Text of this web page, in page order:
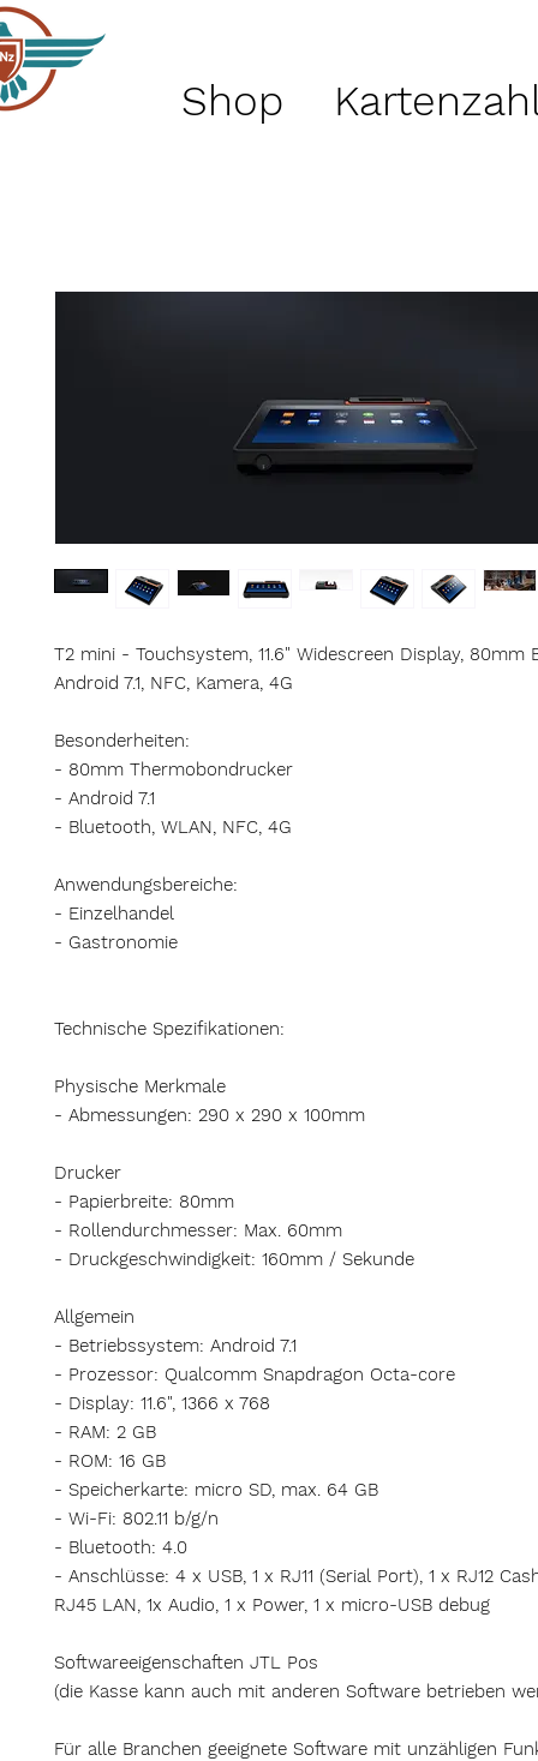
Shop
T2 mini - Touchsystem, 11.6" Widescreen Display, 80mm
Android 7.1, NFC, Kamera, 4G
Besonderheiten:
- 80mm Thermobondrucker
- Android 7.1
- Bluetooth, WLAN, NFC, 4G
Anwendungsbereiche:
- Einzelhandel
- Gastronomie
Technische Spezifikationen:
Physische Merkmale
- Abmessungen: 290 x 290 x 100mm
Drucker
- Papierbreite: 80mm
- Rollendurchmesser: Max. 60mm
- Druckgeschwindigkeit: 160mm / Sekunde
Allgemein
- Betriebssystem: Android 7.1
- Prozessor: Qualcomm Snapdragon Octa-core
- Display: 11.6", 1366 x 768
- RAM: 2 GB
- ROM: 16 GB
- Speicherkarte: micro SD, max. 64 GB
- Wi-Fi: 802.11 b/g/n
- Bluetooth: 4.0
- Anschlüsse: 4 x USB, 1 x RJ11 (Serial Port), 1 x RJ12
RJ45 LAN, 1x Audio, 1 x Power, 1 x micro-USB debug
Softwareeigenschaften JTL Pos
(die Kasse kann auch mit anderen Software betrieben
Für alle Branchen geeignete Software mit unzähligen